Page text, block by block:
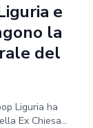
e
la
del
Liguria ha
Ex Chiesa...